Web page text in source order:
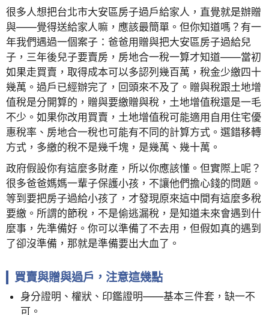
很多人想把台北市大安區房子過戶給家人，直覺就是辦贈
與——覺得送給家人嘛，應該最簡單。但你知道嗎？有一
年我們遇過一個案子：爸爸用贈與把大安區房子過給兒
子，三年後兒子要賣房，房地合一稅一算才知道——當初
如果走買賣，取得成本可以多認列幾百萬，稅金少繳四十
幾萬。過戶已經辦完了，回頭來不及了。贈與稅跟土地增
值稅是分開算的，贈與要繳贈與稅，土地增值稅還是一毛
不少。如果你改用買賣，土地增值稅可能適用自用住宅優
惠稅率、房地合一稅也可能有不同的計算方式。選錯移轉
方式，多繳的稅不是幾千塊，是幾萬、幾十萬。
政府假設你有這麼多財產，所以你應該懂。但實際上呢？
很多爸爸媽媽一輩子保護小孩，不讓他們擔心錢的問題。
等到要把房子過給小孩了，才發現原來這中間有這麼多稅
要繳。所謂的節稅，不是偷逃漏稅，是知道未來會遇到什
麼事，先準備好。你可以準備了不去用，但假如真的遇到
了卻沒準備，那就是準備要出大血了。
買賣與贈與過戶，注意這幾點
身分證明、權狀、印鑑證明——基本三件套，缺一不
可。